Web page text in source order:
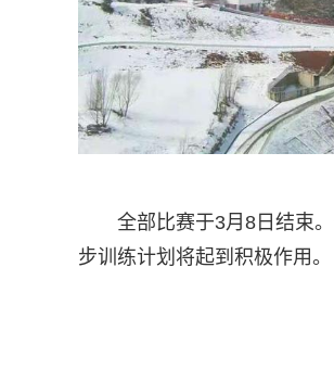
全部比赛于3月8日结束
步训练计划将起到积极作用